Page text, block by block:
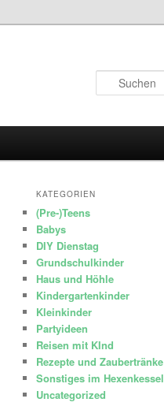
KATEGORIEN
(Pre-)Teens
Babys
DIY Dienstag
Grundschulkinder
Haus und Höhle
Kindergartenkinder
Kleinkinder
Partyideen
Reisen mit KInd
Rezepte und Zaubertränke
Sonstiges im Hexenkessel
Uncategorized